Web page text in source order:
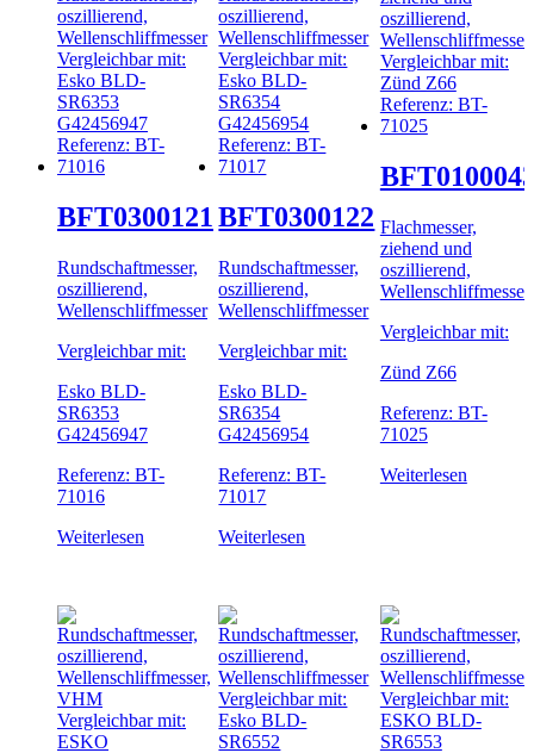
BFT0300121
Rundschaftmesser,
oszillierend,
Wellenschliffmesser
Vergleichbar mit:
Esko BLD-
SR6353
G42456947
Referenz: BT-
71016
Weiterlesen
BFT0300122
Rundschaftmesser,
oszillierend,
Wellenschliffmesser
Vergleichbar mit:
Esko BLD-
SR6354
G42456954
Referenz: BT-
71017
Weiterlesen
Flachmesser,
ziehend und
oszillierend,
Wellenschliffmesser
Vergleichbar mit:
Zünd Z66
Referenz: BT-
71025
Weiterlesen